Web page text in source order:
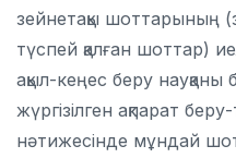
зейнетақы шоттарының
түспей қалған шоттар)
ақыл-кеңес беру
жүргізілген ақпарат
нәтижесінде мұндай